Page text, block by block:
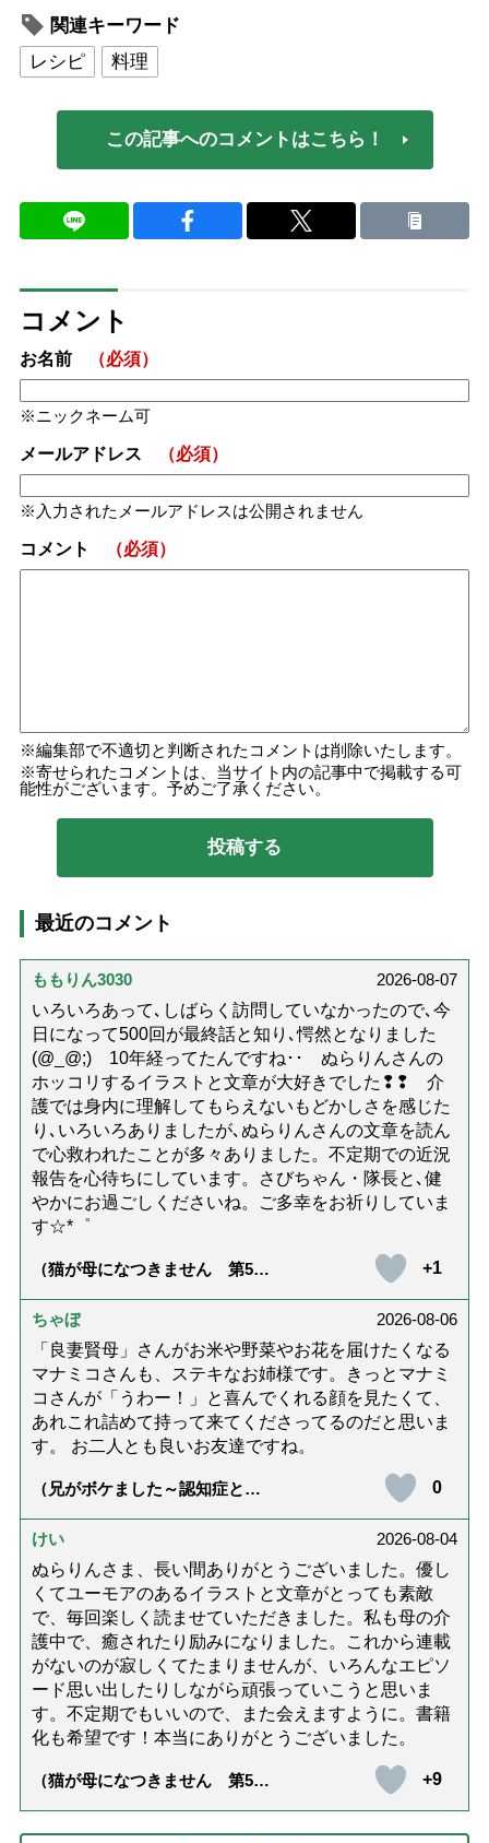
関連キーワード
レシピ
料理
この記事へのコメントはこちら！
コメント
お名前 （必須）
ニックネーム可
メールアドレス （必須）
入力されたメールアドレスは公開されません
コメント （必須）
編集部で不適切と判断されたコメントは削除いたします。
寄せられたコメントは、当サイト内の記事中で掲載する可
能性がございます。予めご了承ください。
最近のコメント
ももりん3030
2026-08-07
いろいろあって､しばらく訪問していなかったので､今
日になって500回が最終話と知り､愕然となりました
(@_@;) 10年経ってたんですね･･ ぬらりんさんの
ホッコリするイラストと文章が大好きでした❢❢ 介
護では身内に理解してもらえないもどかしさを感じた
り､いろいろありましたが､ぬらりんさんの文章を読ん
で心救われたことが多々ありました。不定期での近況
報告を心待ちにしています。さびちゃん・隊長と､健
やかにお過ごしくださいね。ご多幸をお祈りしていま
す☆*゜
（猫が母になつきません 第500
+1
ちゃぼ
2026-08-06
「良妻賢母」さんがお米や野菜やお花を届けたくなる
マナミコさんも、ステキなお姉様です。きっとマナミ
コさんが「うわー！」と喜んでくれる顔を見たくて、
あれこれ詰めて持って来てくださってるのだと思いま
す。 お二人とも良いお友達ですね。
（兄がボケました～認知症と介
達』が届きました」）
0
けい
2026-08-04
ぬらりんさま、長い間ありがとうございました。優し
くてユーモアのあるイラストと文章がとっても素敵
で、毎回楽しく読ませていただきました。私も母の介
護中で、癒されたり励みになりました。これから連載
がないのが寂しくてたまりませんが、いろんなエピソ
ード思い出したりしながら頑張っていこうと思いま
す。不定期でもいいので、また会えますように。書籍
化も希望です！本当にありがとうございました。
（猫が母になつきません 第500
+9